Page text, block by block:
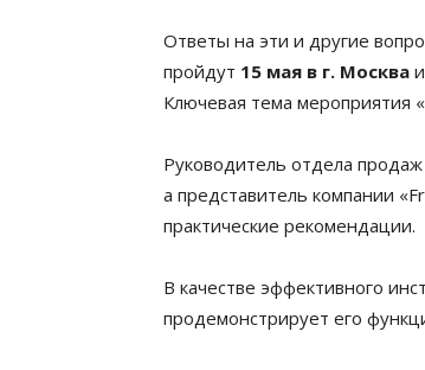
Ответы на эти и другие
пройдут 15 мая в г. Москва и
Ключевая тема мероприятия
Руководитель отдела
а представитель компании
практические рекомендации.
В качестве эффективного
продемонстрирует его